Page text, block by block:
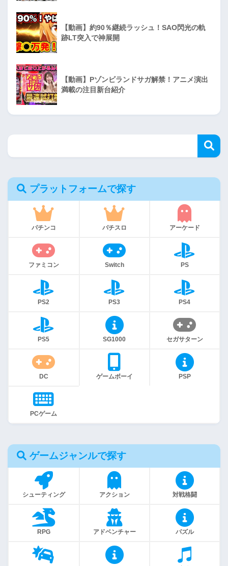
【動画】約90％継続ラッシュ！SAO閃光の軌
跡LT突入で神展開
【動画】Pゾンビランドサガ解禁！アニメ演出
満載の注目新台紹介
プラットフォームで探す
パチンコ パチスロ アーケード
ファミコン Switch PS
PS2 PS3 PS4
PS5 SG1000 セガサターン
DC ゲームボーイ PSP
PCゲーム
ゲームジャンルで探す
シューティング アクション 対戦格闘
RPG アドベンチャー パズル